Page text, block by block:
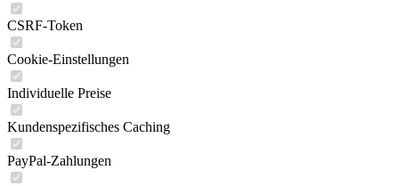
CSRF-Token
Cookie-Einstellungen
Individuelle Preise
Kundenspezifisches Caching
PayPal-Zahlungen